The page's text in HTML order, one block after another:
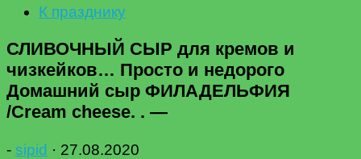
К празднику
СЛИВОЧНЫЙ СЫР для кремов и
чизкейков… Просто и недорого
Домашний сыр ФИЛАДЕЛЬФИЯ
/Cream cheese. . —
- sipid · 27.08.2020